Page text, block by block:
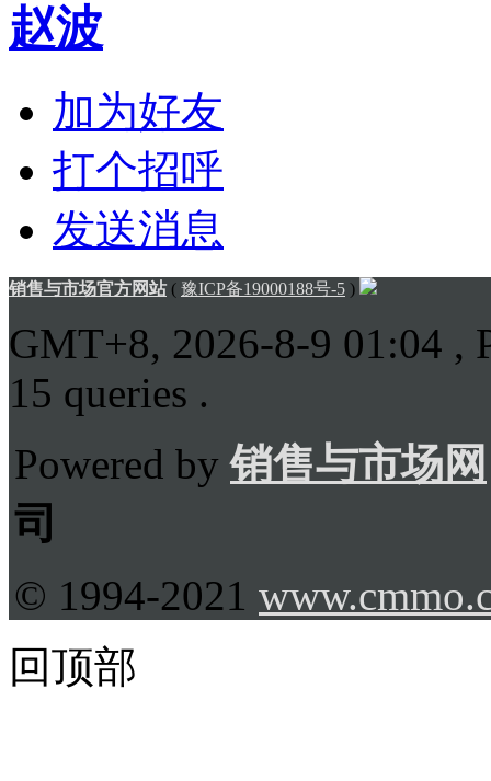
赵波
加为好友
打个招呼
发送消息
销售与市场官方网站( 豫ICP备19000188号-5 )
GMT+8, 2026-8-9 01:04 ,
15 queries .
Powered by销售与市场网
司
© 1994-2021
回顶部